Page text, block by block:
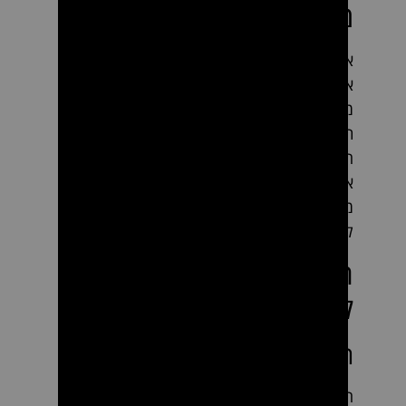
מתחילות
אם הגעת לכאן, אתה במקום הנכון. כאן תמצא
את כל הכלים והאביזרים הנחוצים לפתיחת
מספרת גברים מצליחה, כולל רהיטים, גופי
תאורה ומוצרי טיפוח. אומנם הכנו לך את
המדריך הבסיסי לרכישת ציוד למספרת גברים,
אך תוכל למצוא כאן כל אביזר משלים, תוספת או
מתקן שנחוצים למספרות ולסלוני יופי. מוכן
להתחיל?
המדריך לרכישת ציוד
למספרת גברים
חומרי חיטוי למספרות
היגיינה היא חלק חיוני במספרה שלך, והיא לא